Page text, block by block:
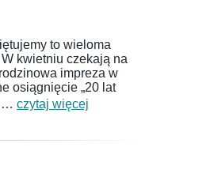
to wieloma
kwietniu czekają na
impreza w
osiągnięcie „20 lat
… czytaj więcej